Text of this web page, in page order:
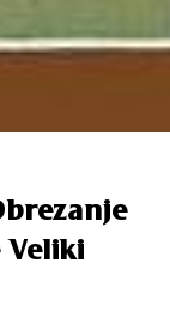
Ve­li­ki